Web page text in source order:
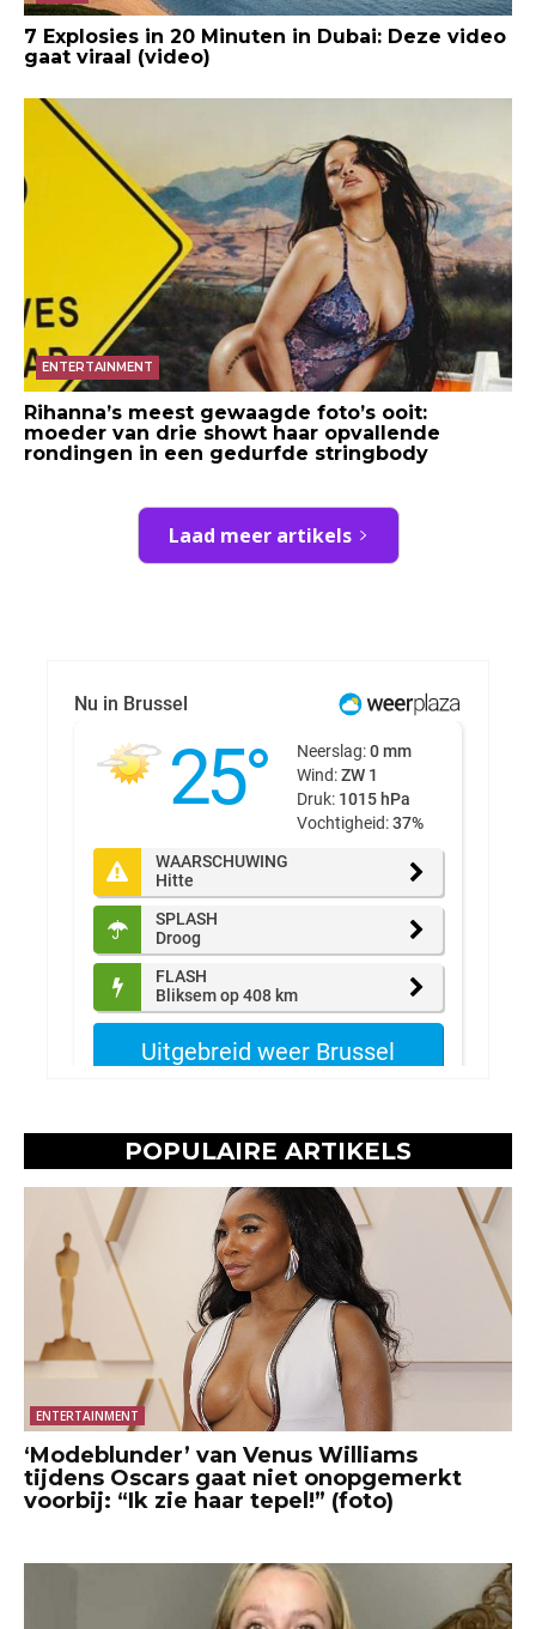
7 Explosies in 20 Minuten in Dubai: Deze video
gaat viraal (video)
ENTERTAINMENT
Rihanna’s meest gewaagde foto’s ooit:
moeder van drie showt haar opvallende
rondingen in een gedurfde stringbody
Laad meer artikels
POPULAIRE ARTIKELS
ENTERTAINMENT
‘Modeblunder’ van Venus Williams
tijdens Oscars gaat niet onopgemerkt
voorbij: “Ik zie haar tepel!” (foto)